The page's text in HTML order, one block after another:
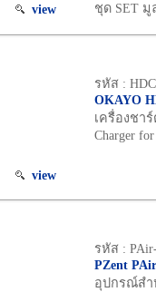
view
ชุด SET มู
view
รหัส :
OKAYO
เครื่องชา
Charger
รหัส :
PZent
อุปกรณ์สำห